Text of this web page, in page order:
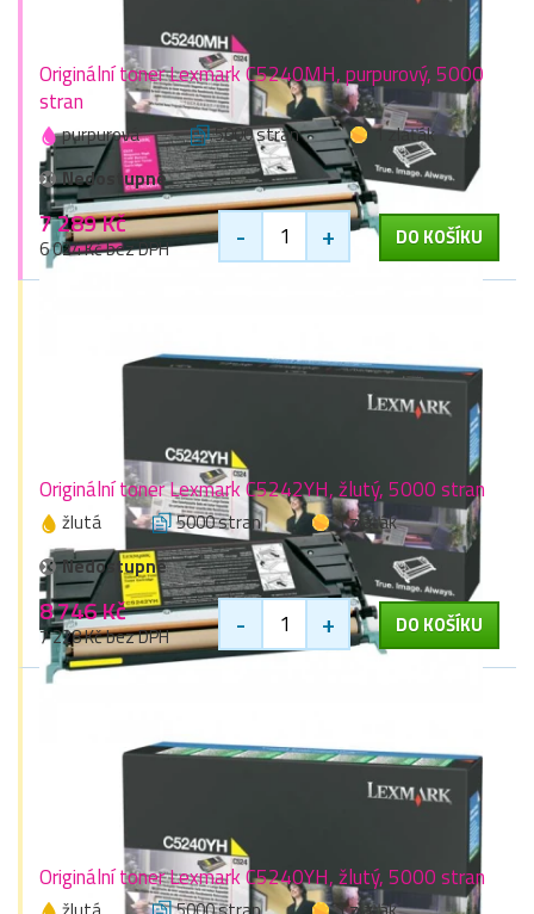
Originální toner Lexmark C5240MH, purpurový, 5000
stran
purpurová 5000 stran
1 zlaťák
Nedostupné
7 289 Kč
6 024 Kč bez DPH - + DO KOŠÍKU
Originální toner Lexmark C5242YH, žlutý, 5000 stran
žlutá 5000 stran
1 zlaťák
Nedostupné
8 746 Kč
7 228 Kč bez DPH - + DO KOŠÍKU
Originální toner Lexmark C5240YH, žlutý, 5000 stran